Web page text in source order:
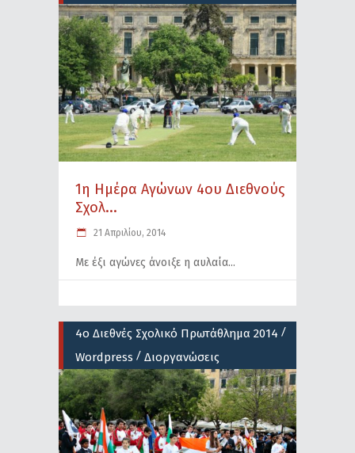
1η Ημέρα Αγώνων 4ου Διεθνούς
Σχολ...
21 Απριλίου, 2014
Με έξι αγώνες άνοιξε η αυλαία
4ο Διεθνές Σχολικό Πρωτάθλημα 2014 /
Wordpress / Διοργανώσεις